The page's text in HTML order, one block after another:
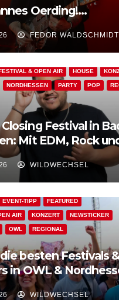
Oerding!
an Tickets
FEDOR WALDSCHMIDT
& OPEN AIR HOUSE
NORDHESSEN PARTY POP
Festival in
Mit EDM, Rock
klingt der Sommer
WILDWECHSEL
EVENT-TIPP FEATURED
AIR KONZERT NEWSTICKER
OWL REGIONAL
besten Festivals
in OWL &
Planer!
WILDWECHSEL